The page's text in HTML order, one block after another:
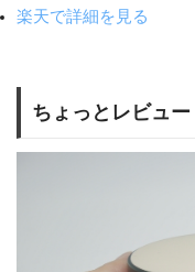
楽天で詳細を見る
ちょっとレビュー